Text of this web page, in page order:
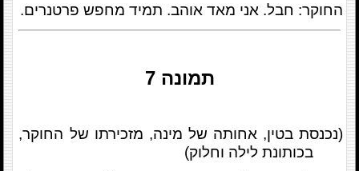
החוקר: חבל. אני מאד אוהב. תמיד מחפש פרטנרים.
תמונה 7
(נכנסת בטין, אחותה של מינה, מזכירתו של החוקר,
בכותונת לילה וחלוק)